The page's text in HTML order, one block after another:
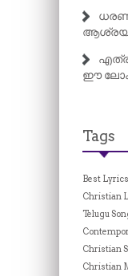
ഈ
Tags
Best
Christian
Telugu
Christian
Christian